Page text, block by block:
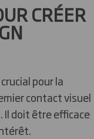
CRÉER
pour la
contact visuel
Il doit être efficace